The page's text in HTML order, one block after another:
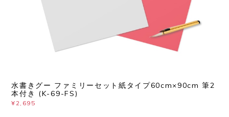
水書きグー ファミリーセット紙タイプ60cm×90cm 筆2
本付き (K-69-FS)
¥2,695